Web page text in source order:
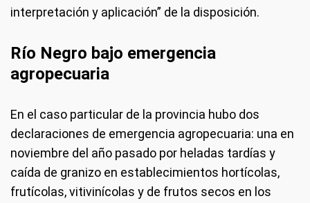
interpretación y aplicación” de la disposición.
Río Negro bajo emergencia
agropecuaria
En el caso particular de la provincia hubo dos
declaraciones de emergencia agropecuaria: una en
noviembre del año pasado por heladas tardías y
caída de granizo en establecimientos hortícolas,
frutícolas, vitivinícolas y de frutos secos en los